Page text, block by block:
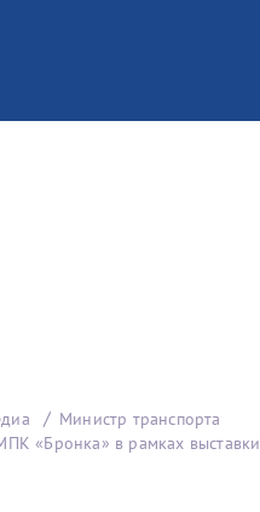
Министр транспорта
«Бронка» в рамках выставки